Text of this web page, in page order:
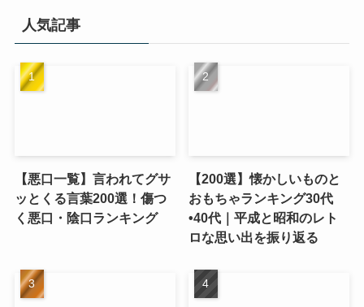
人気記事
【悪口一覧】言われてグサ
ッとくる言葉200選！傷つ
く悪口・陰口ランキング
【200選】懐かしいものと
おもちゃランキング30代
•40代｜平成と昭和のレト
ロな思い出を振り返る